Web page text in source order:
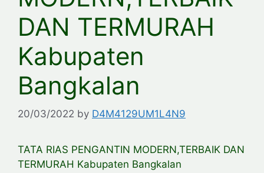
DAN TERMURAH
Kabupaten
Bangkalan
20/03/2022 by D4M4129UM1L4N9
TATA RIAS PENGANTIN MODERN,TERBAIK DAN
TERMURAH Kabupaten Bangkalan